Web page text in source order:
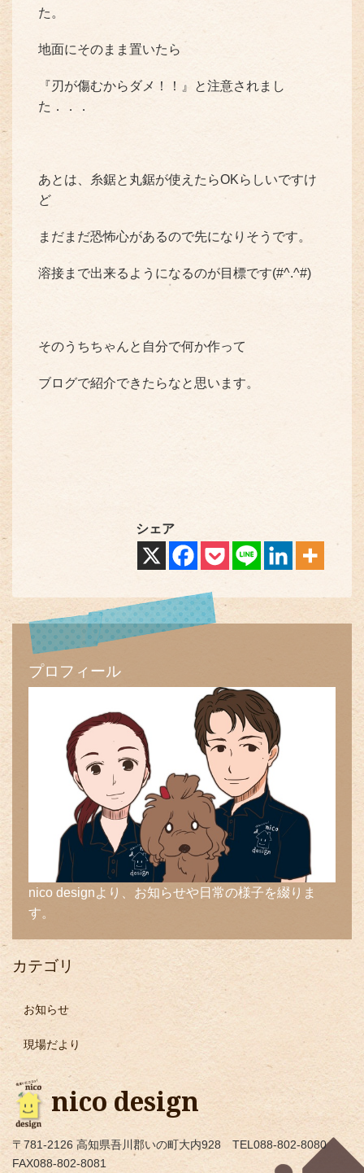
た。
地面にそのまま置いたら
『刃が傷むからダメ！！』と注意されまし
た．．．
あとは、糸鋸と丸鋸が使えたらOKらしいですけ
ど
まだまだ恐怖心があるので先になりそうです。
溶接まで出来るようになるのが目標です(#^.^#)
そのうちちゃんと自分で何か作って
ブログで紹介できたらなと思います。
シェア
プロフィール
nico designより、お知らせや日常の様子を綴りま
す。
カテゴリ
お知らせ
現場だより
nico design
〒781-2126 高知県吾川郡いの町大内928 TEL088-802-8080
FAX088-802-8081